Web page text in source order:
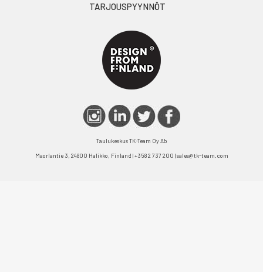
TARJOUSPYYNNÖT
Taulukeskus TK-Team Oy Ab
Maorlantie 3, 24800 Halikko, Finland | +358 2 737 200 | sales@tk-team.com